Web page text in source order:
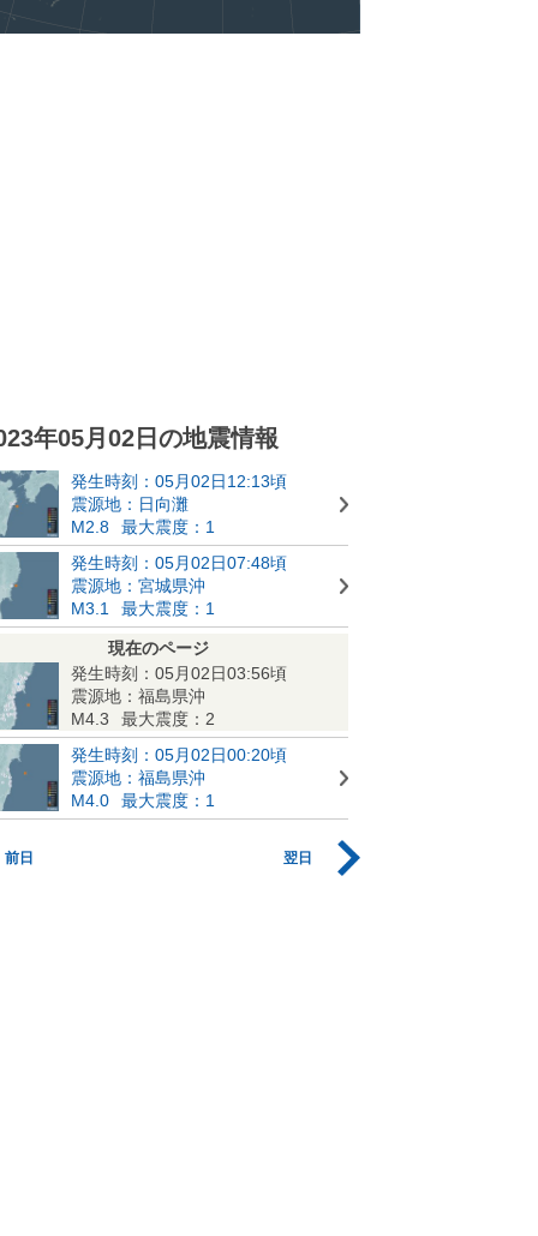
年05月02日の地震情報
発生時刻：05月02日12:13頃
震源地：日向灘
M2.8
最大震度：1
発生時刻：05月02日07:48頃
震源地：宮城県沖
M3.1
最大震度：1
現在のページ
発生時刻：05月02日03:56頃
震源地：福島県沖
M4.3
最大震度：2
発生時刻：05月02日00:20頃
震源地：福島県沖
M4.0
最大震度：1
前日 翌日